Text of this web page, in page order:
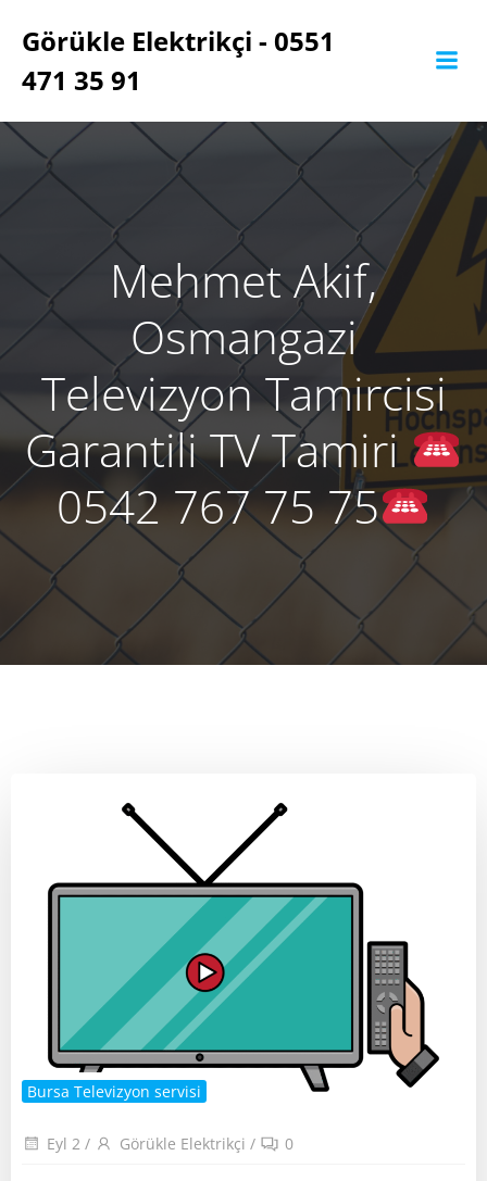
geç
Görükle Elektrikçi - 0551
471 35 91
Mehmet Akif,
Osmangazi
Televizyon Tamircisi
Garantili TV Tamiri
0542 767 75 75
Bursa Televizyon servisi
Eyl 2 / Görükle Elektrikçi / 0